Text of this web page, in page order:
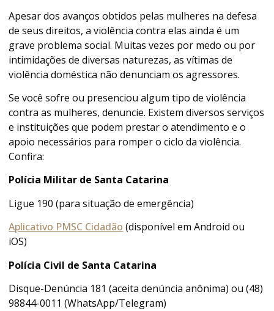
Apesar dos avanços obtidos pelas mulheres na defesa
de seus direitos, a violência contra elas ainda é um
grave problema social. Muitas vezes por medo ou por
intimidações de diversas naturezas, as vítimas de
violência doméstica não denunciam os agressores.
Se você sofre ou presenciou algum tipo de violência
contra as mulheres, denuncie. Existem diversos serviços
e instituições que podem prestar o atendimento e o
apoio necessários para romper o ciclo da violência.
Confira:
Polícia Militar de Santa Catarina
Ligue 190 (para situação de emergência)
Aplicativo PMSC Cidadão (disponível em Android ou
iOS)
Polícia Civil de Santa Catarina
Disque-Denúncia 181 (aceita denúncia anônima) ou (48)
98844-0011 (WhatsApp/Telegram)